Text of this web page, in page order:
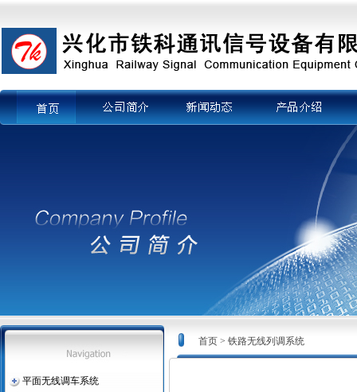
企
平面无线调车系统
首页 > 铁路无线列调系统